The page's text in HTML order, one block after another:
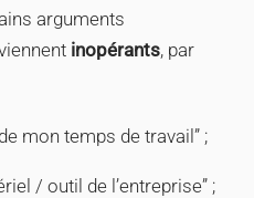
arguments
inopérants, par
mon temps de travail” ;
/ outil de l’entreprise” ;